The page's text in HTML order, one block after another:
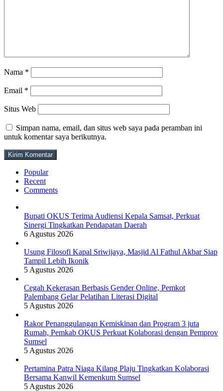
Nama *
Email *
Situs Web
Simpan nama, email, dan situs web saya pada peramban ini
untuk komentar saya berikutnya.
Popular
Recent
Comments
Bupati OKUS Terima Audiensi Kepala Samsat, Perkuat
Sinergi Tingkatkan Pendapatan Daerah
6 Agustus 2026
Usung Filosofi Kapal Sriwijaya, Masjid Al Fathul Akbar Siap
Tampil Lebih Ikonik
5 Agustus 2026
Cegah Kekerasan Berbasis Gender Online, Pemkot
Palembang Gelar Pelatihan Literasi Digital
5 Agustus 2026
Rakor Penanggulangan Kemiskinan dan Program 3 juta
Rumah, Pemkab OKUS Perkuat Kolaborasi dengan Pemprov
Sumsel
5 Agustus 2026
Pertamina Patra Niaga Kilang Plaju Tingkatkan Kolaborasi
Bersama Kanwil Kemenkum Sumsel
5 Agustus 2026